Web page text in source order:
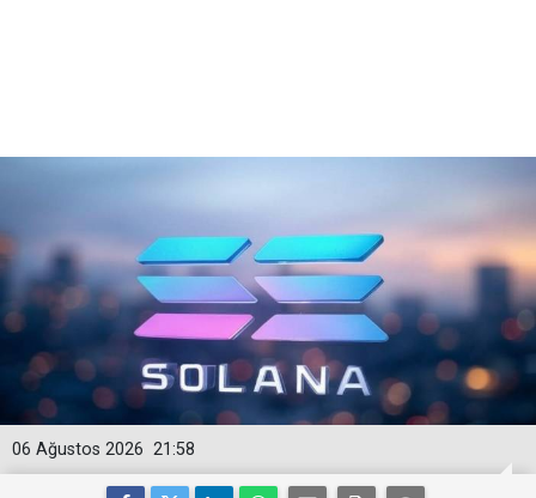
21:58
06 Ağustos 2026